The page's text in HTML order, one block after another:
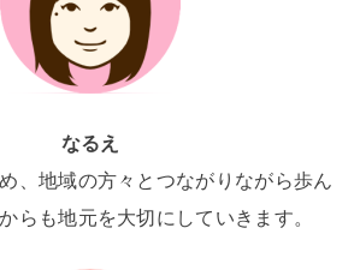
なるえ
、地域の方々とつながりながら歩ん
らも地元を大切にしていきます。